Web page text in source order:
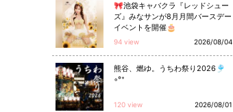
🎀池袋キャバクラ『レッドシュー
ズ』みなサンが8月月間バースデー
イベントを開催🎂
94 view 2026/08/04
熊谷、燃ゆ。うちわ祭り2026🎐
◦°⁺
120 view 2026/08/01